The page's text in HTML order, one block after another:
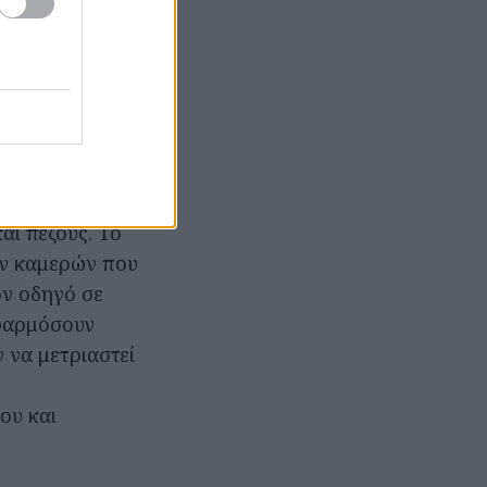
του
πεζούς. Το
καμερών που
οδηγό σε
μετριαστεί
και